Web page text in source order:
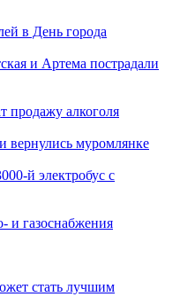
в День города
и Артема пострадали
продажу алкоголя
вернулись муромлянке
й электробус с
и газоснабжения
стать лучшим